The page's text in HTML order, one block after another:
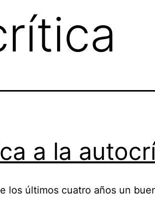
a la
los últimos cuatro años un